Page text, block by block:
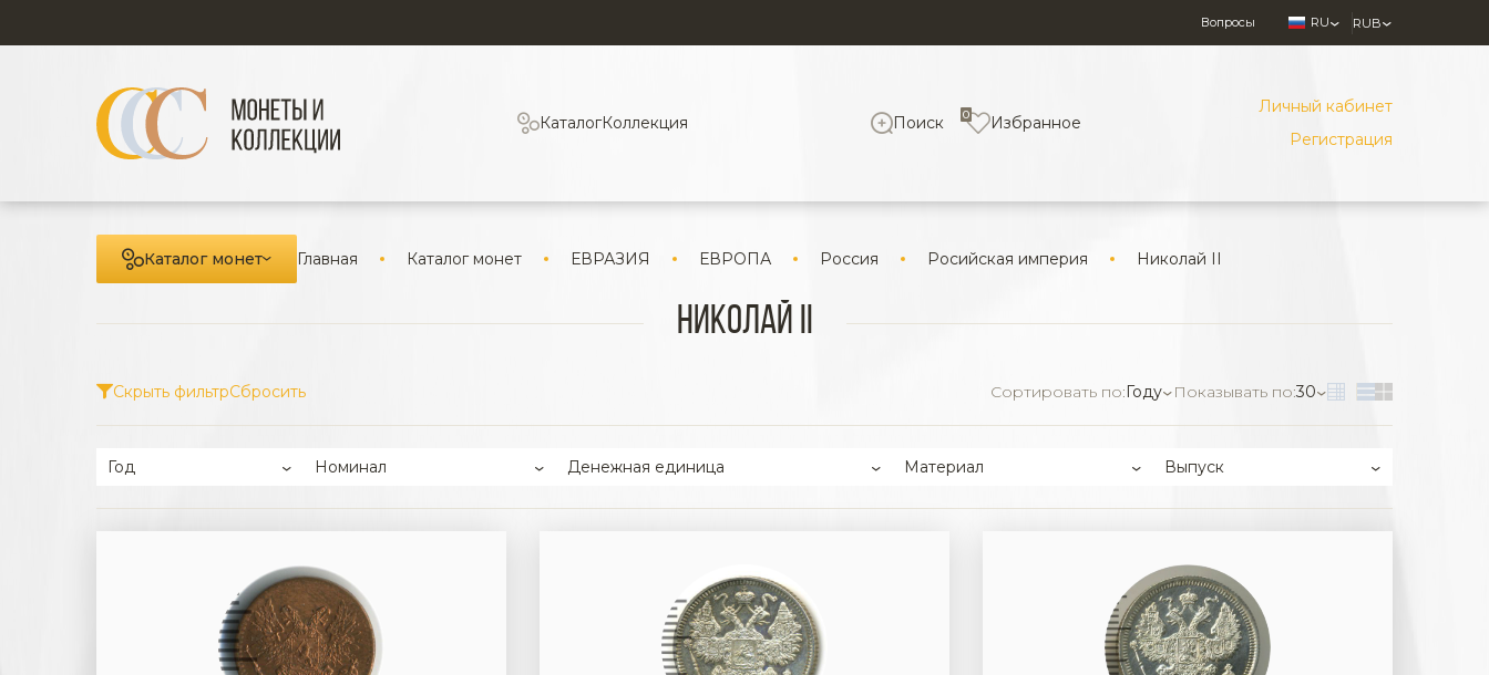
Вопросы RU RUB
КаталогКоллекция Поиск Избранное
0
Личный кабинет
Регистрация
Каталог монет Главная Каталог монет ЕВРАЗИЯ ЕВРОПА Россия Росийская империя Николай II
Николай II
Скрыть фильтрСбросить Сортировать по:Году Показывать по:30
Год Номинал Денежная единица Материал Выпуск